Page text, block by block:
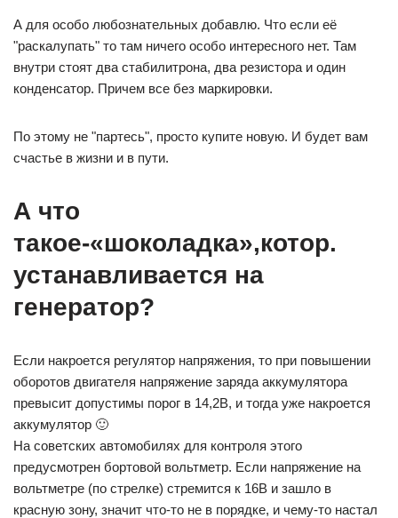
А для особо любознательных добавлю. Что если её
"раскалупать" то там ничего особо интересного нет. Там
внутри стоят два стабилитрона, два резистора и один
конденсатор. Причем все без маркировки.
По этому не "партесь", просто купите новую. И будет вам
счастье в жизни и в пути.
А что
такое-«шоколадка»,котор.
устанавливается на
генератор?
Если накроется регулятор напряжения, то при повышении
оборотов двигателя напряжение заряда аккумулятора
превысит допустимы порог в 14,2В, и тогда уже накроется
аккумулятор 🙂
На советских автомобилях для контроля этого
предусмотрен бортовой вольтметр. Если напряжение на
вольтметре (по стрелке) стремится к 16В и зашло в
красную зону, значит что-то не в порядке, и чему-то настал